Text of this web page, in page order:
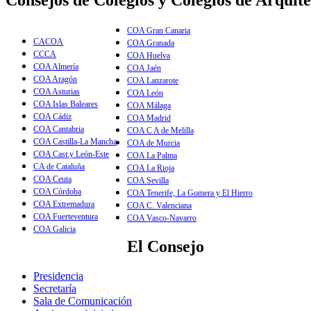
CACOA
CCCA
COA Almería
COA Aragón
COA Asturias
COA Islas Baleares
COA Cádiz
COA Cantabria
COA Castilla-La Mancha
COA Cast.y León-Este
CA de Cataluña
COA Ceuta
COA Córdoba
COA Extremadura
COA Fuerteventura
COA Galicia
COA Gran Canaria
COA Granada
COA Huelva
COA Jaén
COA Lanzarote
COA León
COA Málaga
COA Madrid
COA C A de Melilla
COA de Murcia
COA La Palma
COA La Rioja
COA Sevilla
COA Tenerife, La Gomera y El Hierro
COA C. Valenciana
COA Vasco-Navarro
El Consejo
Presidencia
Secretaría
Sala de Comunicación